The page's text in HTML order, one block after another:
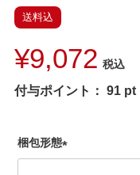
送料込
¥9,072 税込
付与ポイント： 91 pt
梱包形態